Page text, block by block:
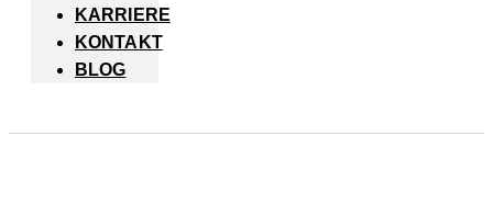
KARRIERE
KONTAKT
BLOG